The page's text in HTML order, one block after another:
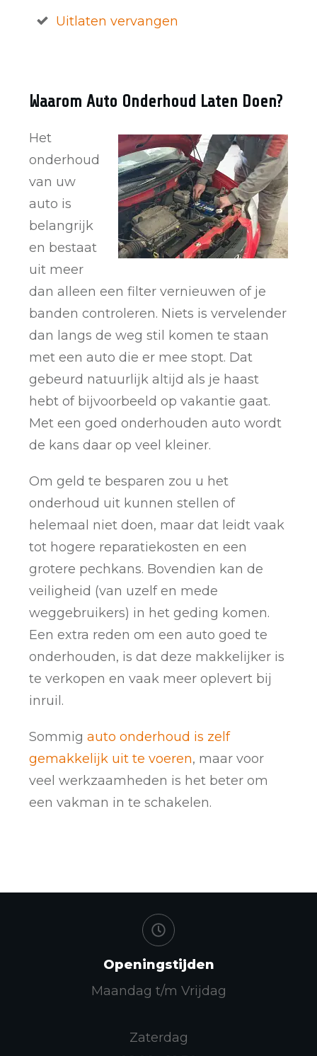
Uitlaten vervangen
Waarom Auto Onderhoud Laten Doen?
Het
onderhoud
van uw
auto is
belangrijk
en bestaat
uit meer
dan alleen een filter vernieuwen of je
banden controleren. Niets is vervelender
dan langs de weg stil komen te staan
met een auto die er mee stopt. Dat
gebeurd natuurlijk altijd als je haast
hebt of bijvoorbeeld op vakantie gaat.
Met een goed onderhouden auto wordt
de kans daar op veel kleiner.
Om geld te besparen zou u het
onderhoud uit kunnen stellen of
helemaal niet doen, maar dat leidt vaak
tot hogere reparatiekosten en een
grotere pechkans. Bovendien kan de
veiligheid (van uzelf en mede
weggebruikers) in het geding komen.
Een extra reden om een auto goed te
onderhouden, is dat deze makkelijker is
te verkopen en vaak meer oplevert bij
inruil.
Sommig auto onderhoud is zelf
gemakkelijk uit te voeren, maar voor
veel werkzaamheden is het beter om
een vakman in te schakelen.
Openingstijden
Maandag t/m Vrijdag
Zaterdag